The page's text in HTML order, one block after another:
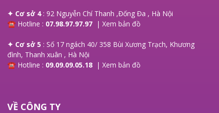
✦ Cơ sở 4: 92 Nguyễn Chí Thanh ,Đống Đa , Hà Nội
☎ Hotline : 07.98.97.97.97 | Xem bản đồ
✦ Cơ sở 5 : Số 17 ngách 40/ 358 Bùi Xương Trạch, Khương
đình, Thanh xuân , Hà Nội
☎ Hotline : 09.09.09.05.18 | Xem bản đồ
VỀ CÔNG TY